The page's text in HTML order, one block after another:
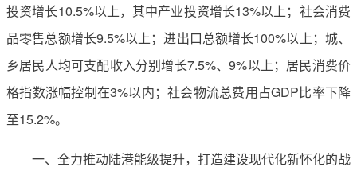
投资增长10.5%以上，其中产业投资增长13%以上；社会消费
品零售总额增长9.5%以上；进出口总额增长100%以上；城、
乡居民人均可支配收入分别增长7.5%、9%以上；居民消费价
格指数涨幅控制在3%以内；社会物流总费用占GDP比率下降
至15.2%。
一、全力推动陆港能级提升，打造建设现代化新怀化的战